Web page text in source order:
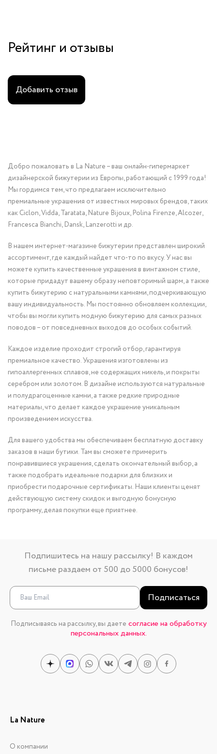
Рейтинг и отзывы
Добавить отзыв
Добро пожаловать в La Nature – ваш онлайн-гипермаркет
дизайнерской бижутерии из Европы, работающий с 1999 года!
Мы гордимся тем, что предлагаем исключительно
премиальные украшения от известных мировых брендов, таких
как Ciclon, Vidda, Taratata, Nature Bijoux, Polina Firenze, Alcozer,
Francesca Bianchi, Dansk, Lanzerotti и др.
В нашем интернет-магазине бижутерии представлен широкий
ассортимент, где каждый найдет что-то по вкусу. У нас вы
можете купить качественные украшения в винтажном стиле,
которые придадут вашему образу неповторимый шарм, а также
купить бижутерию с натуральными камнями, подчеркивающую
вашу индивидуальность. Мы постоянно обновляем коллекции,
чтобы вы могли купить модную бижутерию для самых разных
поводов – от повседневных выходов до особых событий.
Каждое изделие проходит строгий отбор, гарантируя
премиальное качество. Украшения изготовлены из
гипоаллергенных сплавов, не содержащих никель, и покрыты
серебром или золотом. В дизайне используются натуральные
и полудрагоценные камни, а также редкие природные
материалы, что делает каждое украшение уникальным
произведением искусства.
Для вашего удобства мы обеспечиваем бесплатную доставку
заказов в наши бутики. Там вы сможете примерить
понравившиеся украшения, сделать окончательный выбор, а
также подобрать идеальные подарки для близких и
приобрести подарочные сертификаты. Наши клиенты ценят
действующую систему скидок и выгодную бонусную
программу, делая покупки еще приятнее.
Подпишитесь на нашу рассылку! В каждом
письме раздаем от 500 до 5000 бонусов!
Подписаться
Подписываясь на рассылку, вы даете согласие на обработку
персональных данных.
La Nature
О компании